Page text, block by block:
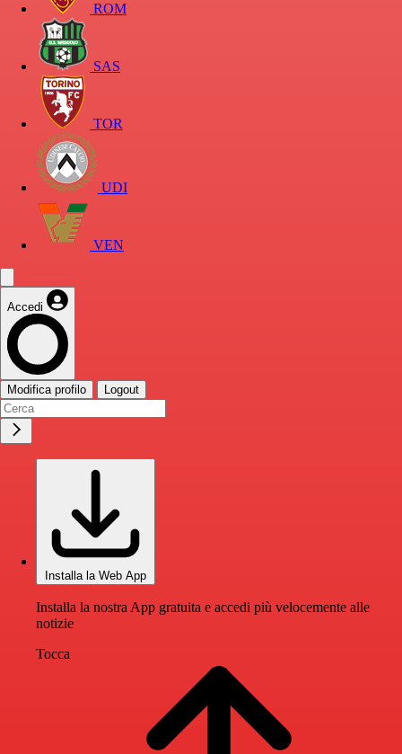
ROM
SAS
TOR
UDI
VEN
Accedi
Modifica profilo Logout
Installa la Web App
Installa la nostra App gratuita e accedi più velocemente alle
notizie
Tocca